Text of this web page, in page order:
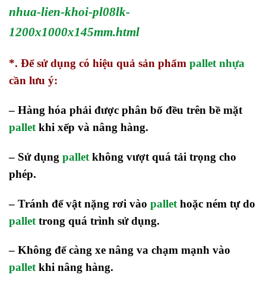
nhua-lien-khoi-pl08lk-
1200x1000x145mm.html
*. Để sử dụng có hiệu quả sản phẩm pallet nhựa
cần lưu ý:
– Hàng hóa phải được phân bố đều trên bề mặt
pallet khi xếp và nâng hàng.
– Sử dụng pallet không vượt quá tải trọng cho
phép.
– Tránh để vật nặng rơi vào pallet hoặc ném tự do
pallet trong quá trình sử dụng.
– Không để càng xe nâng va chạm mạnh vào
pallet khi nâng hàng.